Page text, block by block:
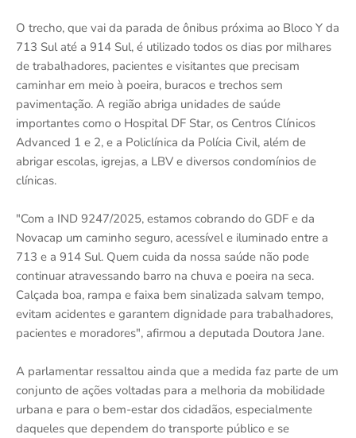
O trecho, que vai da parada de ônibus próxima ao Bloco Y da
713 Sul até a 914 Sul, é utilizado todos os dias por milhares
de trabalhadores, pacientes e visitantes que precisam
caminhar em meio à poeira, buracos e trechos sem
pavimentação. A região abriga unidades de saúde
importantes como o Hospital DF Star, os Centros Clínicos
Advanced 1 e 2, e a Policlínica da Polícia Civil, além de
abrigar escolas, igrejas, a LBV e diversos condomínios de
clínicas.
"Com a IND 9247/2025, estamos cobrando do GDF e da
Novacap um caminho seguro, acessível e iluminado entre a
713 e a 914 Sul. Quem cuida da nossa saúde não pode
continuar atravessando barro na chuva e poeira na seca.
Calçada boa, rampa e faixa bem sinalizada salvam tempo,
evitam acidentes e garantem dignidade para trabalhadores,
pacientes e moradores", afirmou a deputada Doutora Jane.
A parlamentar ressaltou ainda que a medida faz parte de um
conjunto de ações voltadas para a melhoria da mobilidade
urbana e para o bem-estar dos cidadãos, especialmente
daqueles que dependem do transporte público e se